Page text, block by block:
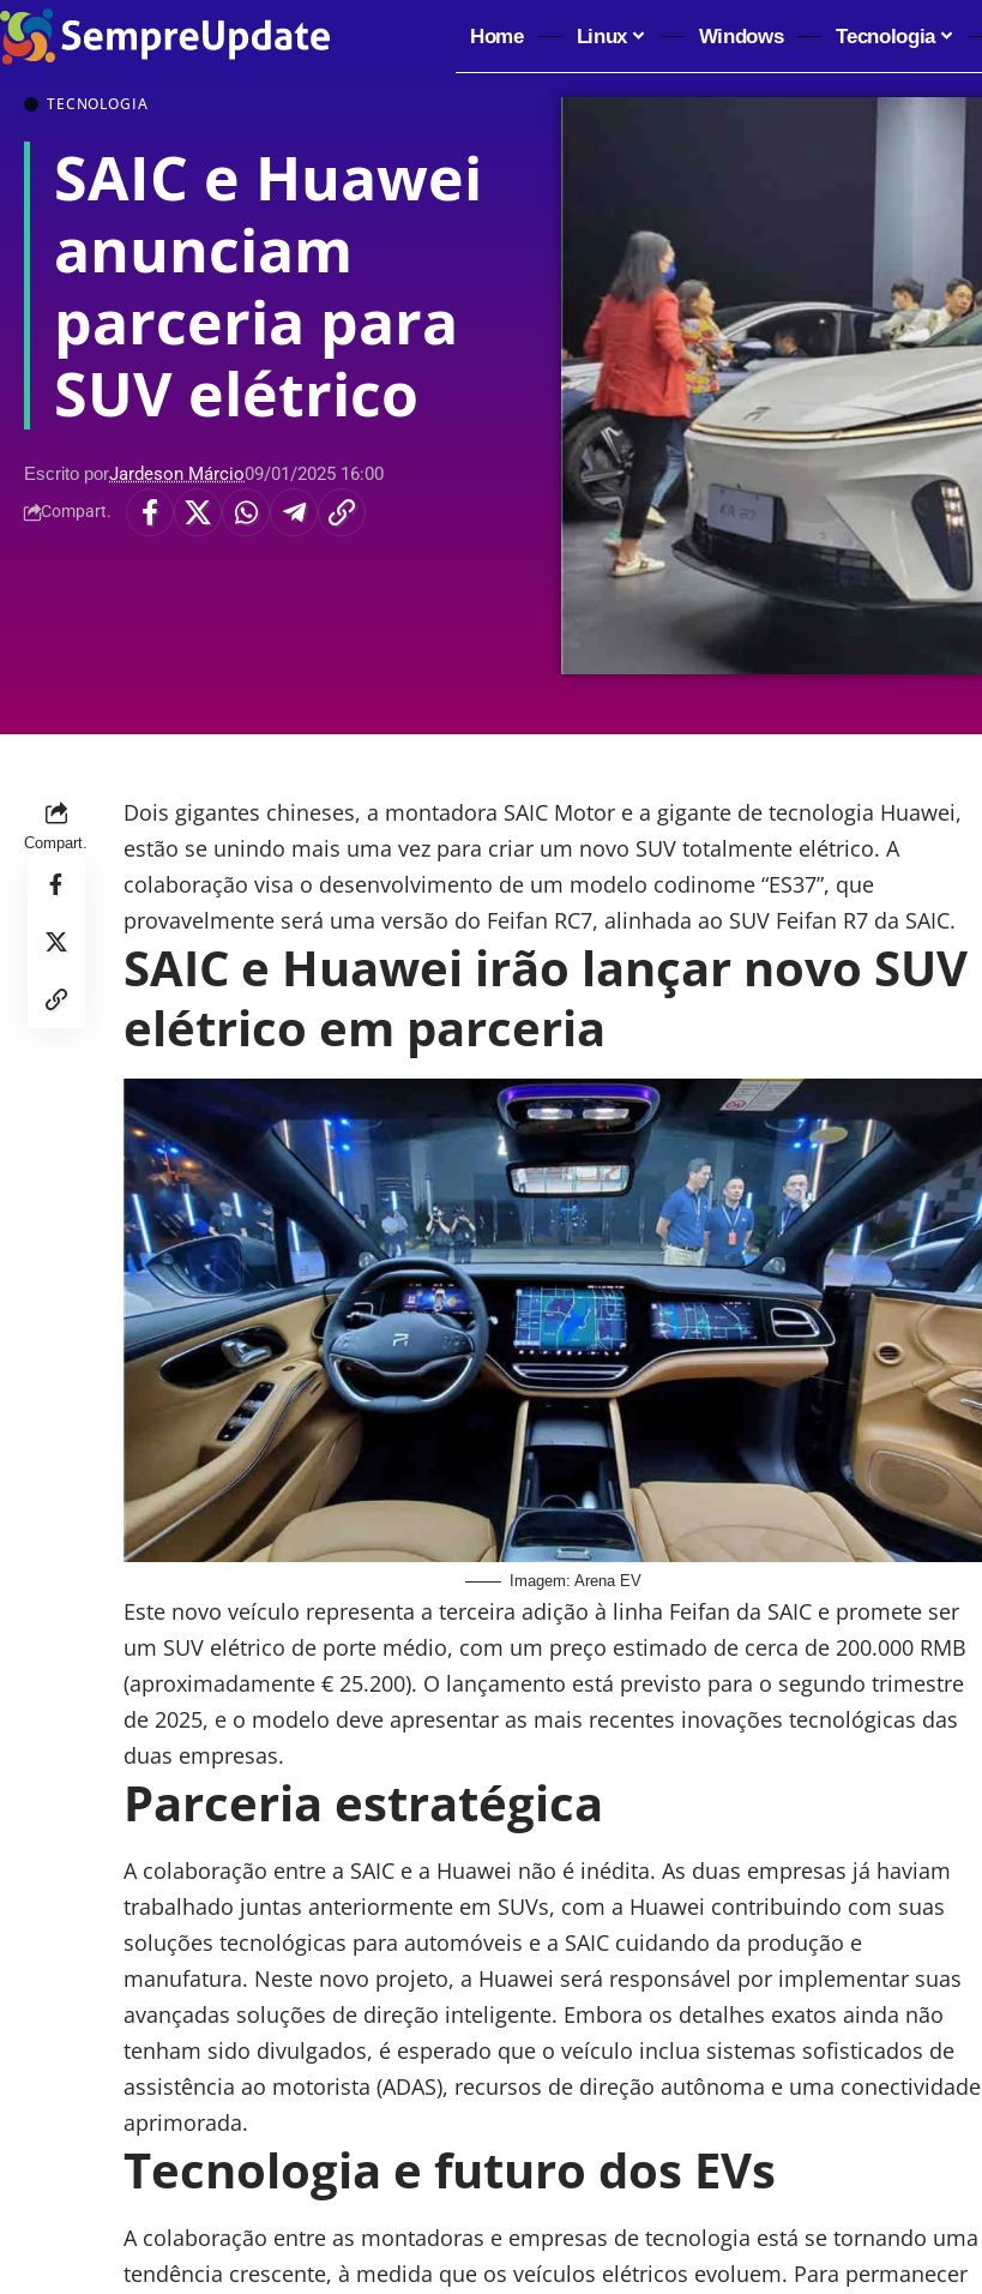
Home Linux Windows Tecnologia
TECNOLOGIA
SAIC e Huawei
anunciam
parceria para
SUV elétrico
Escrito porJardeson Márcio09/01/2025 16:00
Compart.
Compart.
Dois gigantes chineses, a montadora SAIC Motor e a gigante de tecnologia Huawei,
estão se unindo mais uma vez para criar um novo SUV totalmente elétrico. A
colaboração visa o desenvolvimento de um modelo codinome “ES37”, que
provavelmente será uma versão do Feifan RC7, alinhada ao SUV Feifan R7 da SAIC.
SAIC e Huawei irão lançar novo SUV
elétrico em parceria
Imagem: Arena EV
Este novo veículo representa a terceira adição à linha Feifan da SAIC e promete ser
um SUV elétrico de porte médio, com um preço estimado de cerca de 200.000 RMB
(aproximadamente € 25.200). O lançamento está previsto para o segundo trimestre
de 2025, e o modelo deve apresentar as mais recentes inovações tecnológicas das
duas empresas.
Parceria estratégica
A colaboração entre a SAIC e a Huawei não é inédita. As duas empresas já haviam
trabalhado juntas anteriormente em SUVs, com a Huawei contribuindo com suas
soluções tecnológicas para automóveis e a SAIC cuidando da produção e
manufatura. Neste novo projeto, a Huawei será responsável por implementar suas
avançadas soluções de direção inteligente. Embora os detalhes exatos ainda não
tenham sido divulgados, é esperado que o veículo inclua sistemas sofisticados de
assistência ao motorista (ADAS), recursos de direção autônoma e uma conectividade
aprimorada.
Tecnologia e futuro dos EVs
A colaboração entre as montadoras e empresas de tecnologia está se tornando uma
tendência crescente, à medida que os veículos elétricos evoluem. Para permanecer